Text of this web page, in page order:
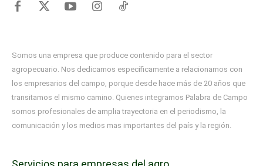
Somos una empresa que produce contenido para el sector
agropecuario. Nos dedicamos específicamente a relacionarnos con
los empresarios del campo, porque desde hace más de 20 años que
transitamos el mismo camino. Quienes integramos Palabra de Campo
somos profesionales de amplia trayectoria en el periodismo, la
comunicación y los medios mas importantes del país y la región.